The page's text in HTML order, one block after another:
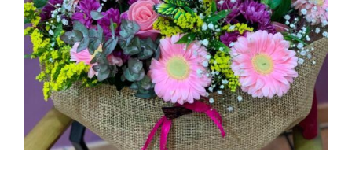
DETALLES